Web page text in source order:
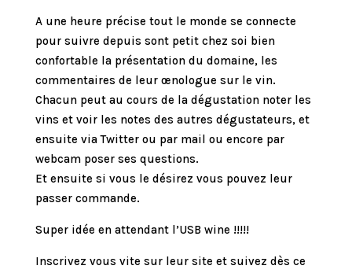
A une heure précise tout le monde se connecte
pour suivre depuis sont petit chez soi bien
confortable la présentation du domaine, les
commentaires de leur œnologue sur le vin.
Chacun peut au cours de la dégustation noter les
vins et voir les notes des autres dégustateurs, et
ensuite via Twitter ou par mail ou encore par
webcam poser ses questions.
Et ensuite si vous le désirez vous pouvez leur
passer commande.
Super idée en attendant l’USB wine !!!!!
Inscrivez vous vite sur leur site et suivez dès ce